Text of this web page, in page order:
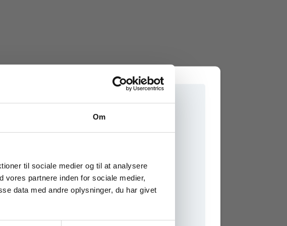
Om
til sociale medier og til at analysere
vores partnere inden for sociale medier,
data med andre oplysninger, du har givet
Tilgå dine onlinematerialer